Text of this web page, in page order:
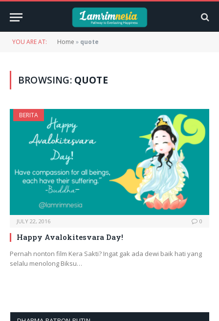
YOU ARE AT: Home » quote
BROWSING: QUOTE
BERITA
JULY 22, 2016 0
Happy Avalokitesvara Day!
Pernah nonton film Kera Sakti? Ingat gak ada dewi baik hati yang
selalu menolong Biksu…